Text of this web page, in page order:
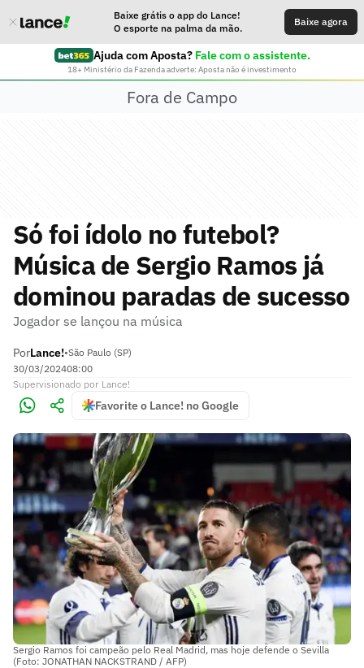
Baixe grátis o app do Lance!
O esporte na palma da mão.
Baixe agora
Ajuda com Aposta? Fale com o assistente.
18+ Ministério da Fazenda adverte: Aposta não é investimento
Fora de Campo
Só foi ídolo no futebol?
Música de Sergio Ramos já
dominou paradas de sucesso
Jogador se lançou na música
PorLance!•São Paulo (SP)
30/03/202408:00
Supervisionado por Lance!
Favorite o Lance! no Google
Sergio Ramos foi campeão pelo Real Madrid, mas hoje defende o Sevilla
(Foto: JONATHAN NACKSTRAND / AFP)